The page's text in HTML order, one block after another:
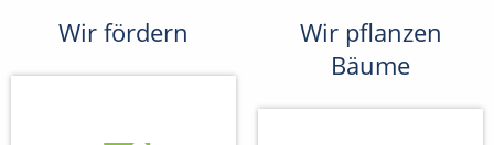
Wir fördern
Wir pflanzen
Bäume